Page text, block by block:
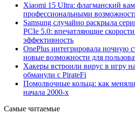
Xiaomi 15 Ultra: флагманский
профессиональными
Samsung случайно раскрыла
PCIe 5.0: впечатляющие
эффективность
OnePlus интегрировала ночную
новые возможности для
Хакеры встроили вирус в игру
обманули с PirateFi
Помолвочные кольца: как
начала 2000-х
Самые читаемые